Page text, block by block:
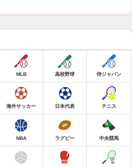
MLB 高校野球 侍ジャパン
海外サッカー 日本代表 テニス
NBA ラグビー 中央競馬